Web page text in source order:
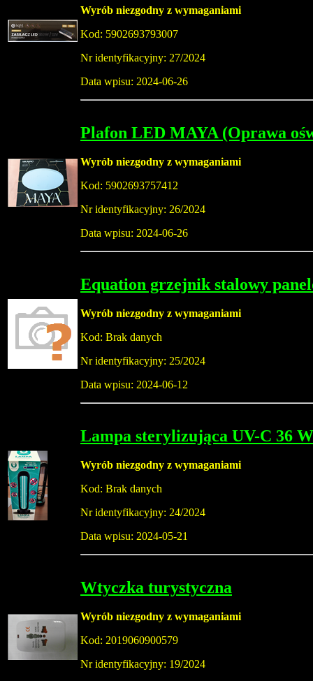
Wyrób niezgodny z wymaganiami
Kod: 5902693793007
Nr identyfikacyjny: 27/2024
Data wpisu: 2024-06-26
Plafon LED MAYA (Oprawa
Wyrób niezgodny z wymaganiami
Kod: 5902693757412
Nr identyfikacyjny: 26/2024
Data wpisu: 2024-06-26
Equation grzejnik stalowy
Wyrób niezgodny z wymaganiami
Kod: Brak danych
Nr identyfikacyjny: 25/2024
Data wpisu: 2024-06-12
Lampa sterylizująca UV-C 36
Wyrób niezgodny z wymaganiami
Kod: Brak danych
Nr identyfikacyjny: 24/2024
Data wpisu: 2024-05-21
Wtyczka turystyczna
Wyrób niezgodny z wymaganiami
Kod: 2019060900579
Nr identyfikacyjny: 19/2024